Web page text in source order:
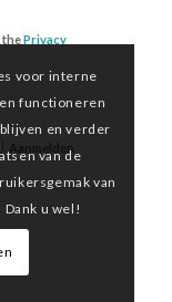
thePrivacy
voor interne
functioneren
en verder
van de
van
u wel!